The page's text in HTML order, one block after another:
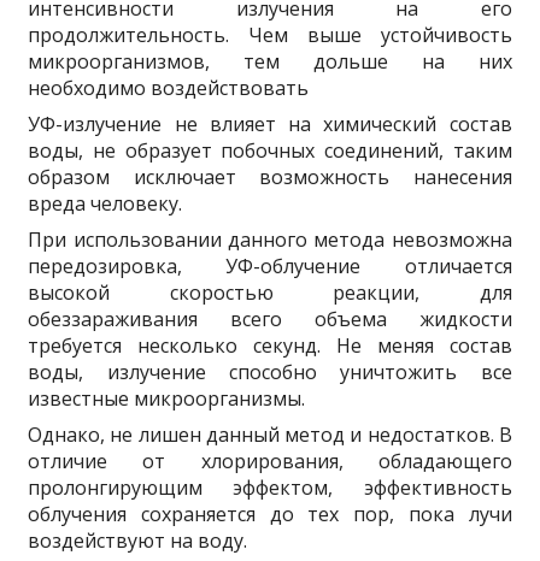
интенсивности излучения на его
продолжительность. Чем выше устойчивость
микроорганизмов, тем дольше на них
необходимо воздействовать
УФ-излучение не влияет на химический состав
воды, не образует побочных соединений, таким
образом исключает возможность нанесения
вреда человеку.
При использовании данного метода невозможна
передозировка, УФ-облучение отличается
высокой скоростью реакции, для
обеззараживания всего объема жидкости
требуется несколько секунд. Не меняя состав
воды, излучение способно уничтожить все
известные микроорганизмы.
Однако, не лишен данный метод и недостатков. В
отличие от хлорирования, обладающего
пролонгирующим эффектом, эффективность
облучения сохраняется до тех пор, пока лучи
воздействуют на воду.